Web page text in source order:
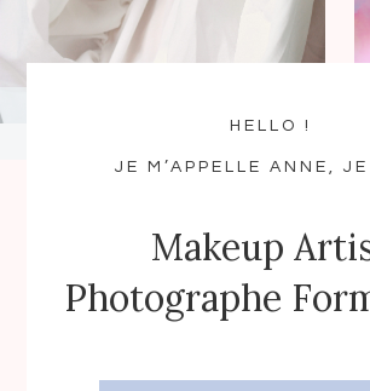
HELLO !
JE M’APPELLE ANNE,
Makeup
Photographe